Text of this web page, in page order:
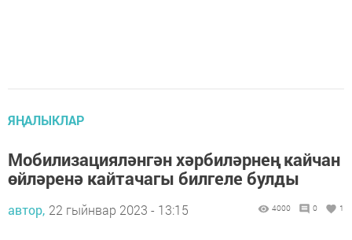
ЯҢАЛЫКЛАР
Мобилизацияләнгән хәрбиләрнең кайчан
өйләренә кайтачагы билгеле булды
автор, 22 гыйнвар 2023 - 13:15 4000 0 1